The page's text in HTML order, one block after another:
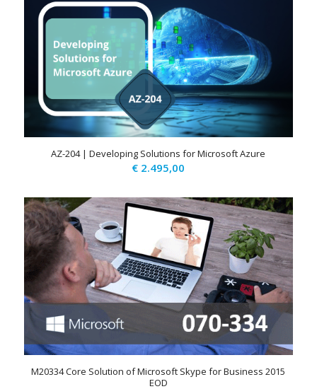
AZ-204 | Developing Solutions for Microsoft Azure
€ 2.495,00
M20334 Core Solution of Microsoft Skype for Business 2015
EOD